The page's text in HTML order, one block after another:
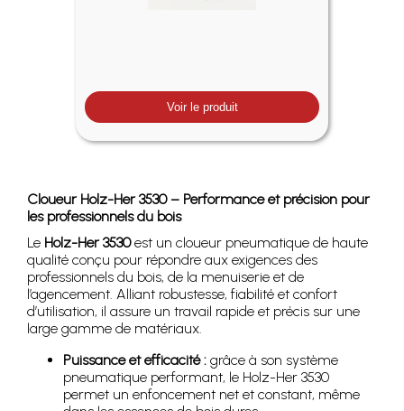
Voir le produit
Cloueur Holz-Her 3530 – Performance et précision pour
les professionnels du bois
Le Holz-Her 3530est un cloueur pneumatique de haute
qualité conçu pour répondre aux exigences des
professionnels du bois, de la menuiserie et de
l’agencement. Alliant robustesse, fiabilité et confort
d’utilisation, il assure un travail rapide et précis sur une
large gamme de matériaux.
Puissance et efficacité : grâce à son système
pneumatique performant, le Holz-Her 3530
permet un enfoncement net et constant, même